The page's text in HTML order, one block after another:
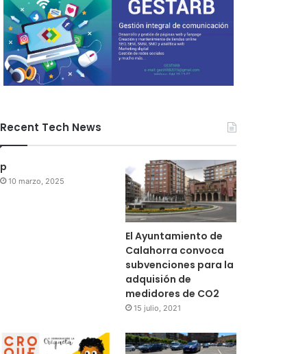
Recent Tech News
p
10 marzo, 2025
El Ayuntamiento de
Calahorra convoca
subvenciones para la
adquisión de
medidores de CO2
15 julio, 2021